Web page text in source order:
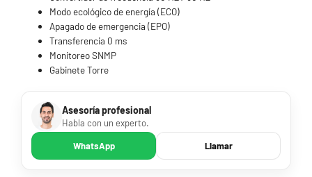
Modo ecológico de energía (ECO)
Apagado de emergencia (EPO)
Transferencia 0 ms
Monitoreo SNMP
Gabinete Torre
Asesoría profesional
Habla con un experto.
WhatsApp Llamar